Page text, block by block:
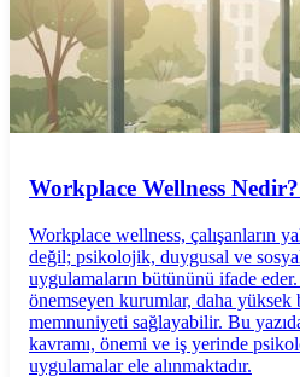
Workplace Wellness
Workplace wellness, çalışanların
değil; psikolojik, duygusal ve
uygulamaların bütününü ifade
önemseyen kurumlar, daha yüksek
memnuniyeti sağlayabilir. Bu
kavramı, önemi ve iş yerinde
uygulamalar ele alınmaktadır.